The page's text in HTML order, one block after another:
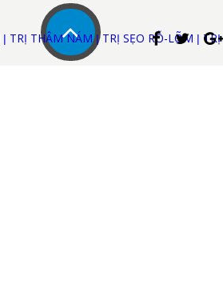
| TRỊ THÂM NÁM|TRỊ SẸO RỖ-LÕM | TRỊ